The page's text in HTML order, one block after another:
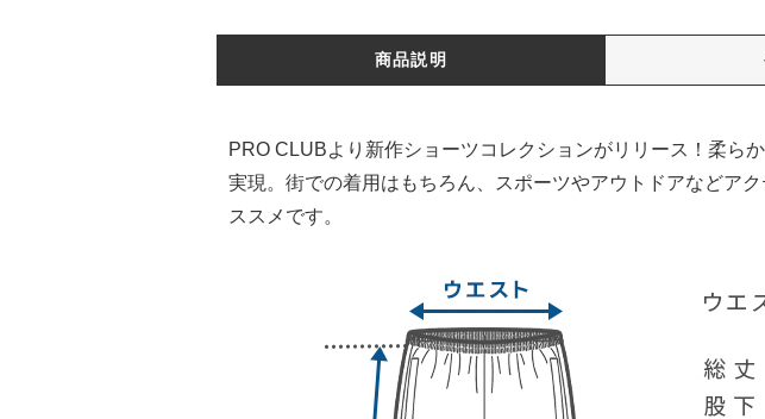
商品説明
PRO CLUBより新作ショーツコレクションがリリース！柔ら
実現。街での着用はもちろん、スポーツやアウトドアなどア
ススメです。